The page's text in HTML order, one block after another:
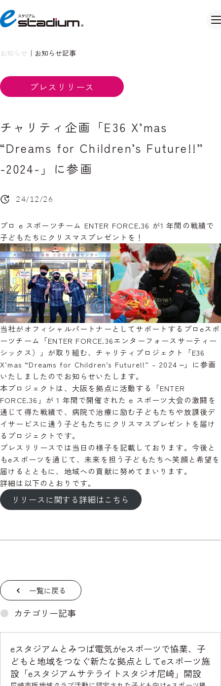
お知らせ ｜ お知らせ記事
プレスリリース
チャリティ企画「E36 X’mas
“Dreams for Children’s Future!!”
-2024-」に参画
24/12/26
プロ e スポーツチーム ENTER FORCE.36 が1 年間の戦績で
子どもたちにクリスマスプレゼントを！
当社がオフィシャルパートナーとしてサポートするプロeスポ
ーツチーム「ENTER FORCE.36エンターフォースサーティー
シックス）」が取り組む、チャリティプロジェクト「E36
X’mas “Dreams for Children’s Future!!” – 2024 ‒」に参画
いたしましたのでお知らせいたします。
本プロジェクトは、大阪を拠点に活動する「ENTER
FORCE.36」が 1 年間で開催された e スポーツ大会の激闘を
通じて得た戦績で、病院で治療に励む子どもたちや放課後デ
イサービスに通う子どもたちにクリスマスプレゼントを届け
るプロジェクトです。
プレスリリースでは当日の様子を記載しております。今後と
もeスポーツを通じて、未来を担う子どもたちへ笑顔と希望を
届けるとともに、地域への貢献に努めてまいります。
詳細は以下のとおりです。
リリースに関する詳細はこちら
一覧に戻る
カテゴリー記事
eスタジアムとみつば電気がeスポーツで協業、子
どもと地域をつなぐ新たな拠点としてeスポーツ施
設「eスタジアムサテライトスタジオ尼崎」開設